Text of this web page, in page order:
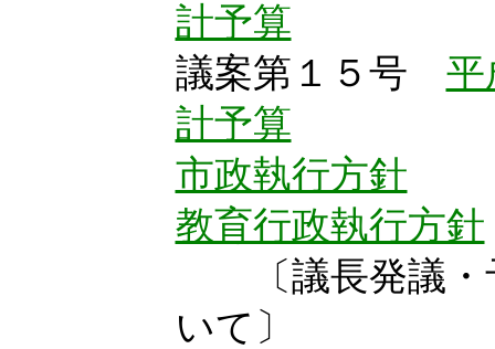
計予算
議案第１５号 平
計予算
市政執行方針
教育行政執行方針
〔議長発議・
いて〕